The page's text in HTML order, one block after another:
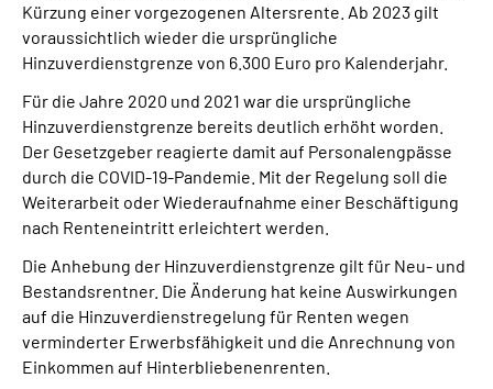
Language
Inhalte in Gebärdensprache (DGS)
Leichte Sprache
Mein Kundenportal
Kürzung einer vorgezogenen Altersrente. Ab 2023 gilt
voraussichtlich wieder die ursprüngliche
Hinzuverdienstgrenze von 6.300 Euro pro Kalenderjahr.
Für die Jahre 2020 und 2021 war die ursprüngliche
Hinzuverdienstgrenze bereits deutlich erhöht worden.
Der Gesetzgeber reagierte damit auf Personalengpässe
durch die COVID-19-Pandemie. Mit der Regelung soll die
Weiterarbeit oder Wiederaufnahme einer Beschäftigung
nach Renteneintritt erleichtert werden.
Die Anhebung der Hinzuverdienstgrenze gilt für Neu- und
Bestandsrentner. Die Änderung hat keine Auswirkungen
auf die Hinzuverdienstregelung für Renten wegen
verminderter Erwerbsfähigkeit und die Anrechnung von
Einkommen auf Hinterbliebenenrenten.